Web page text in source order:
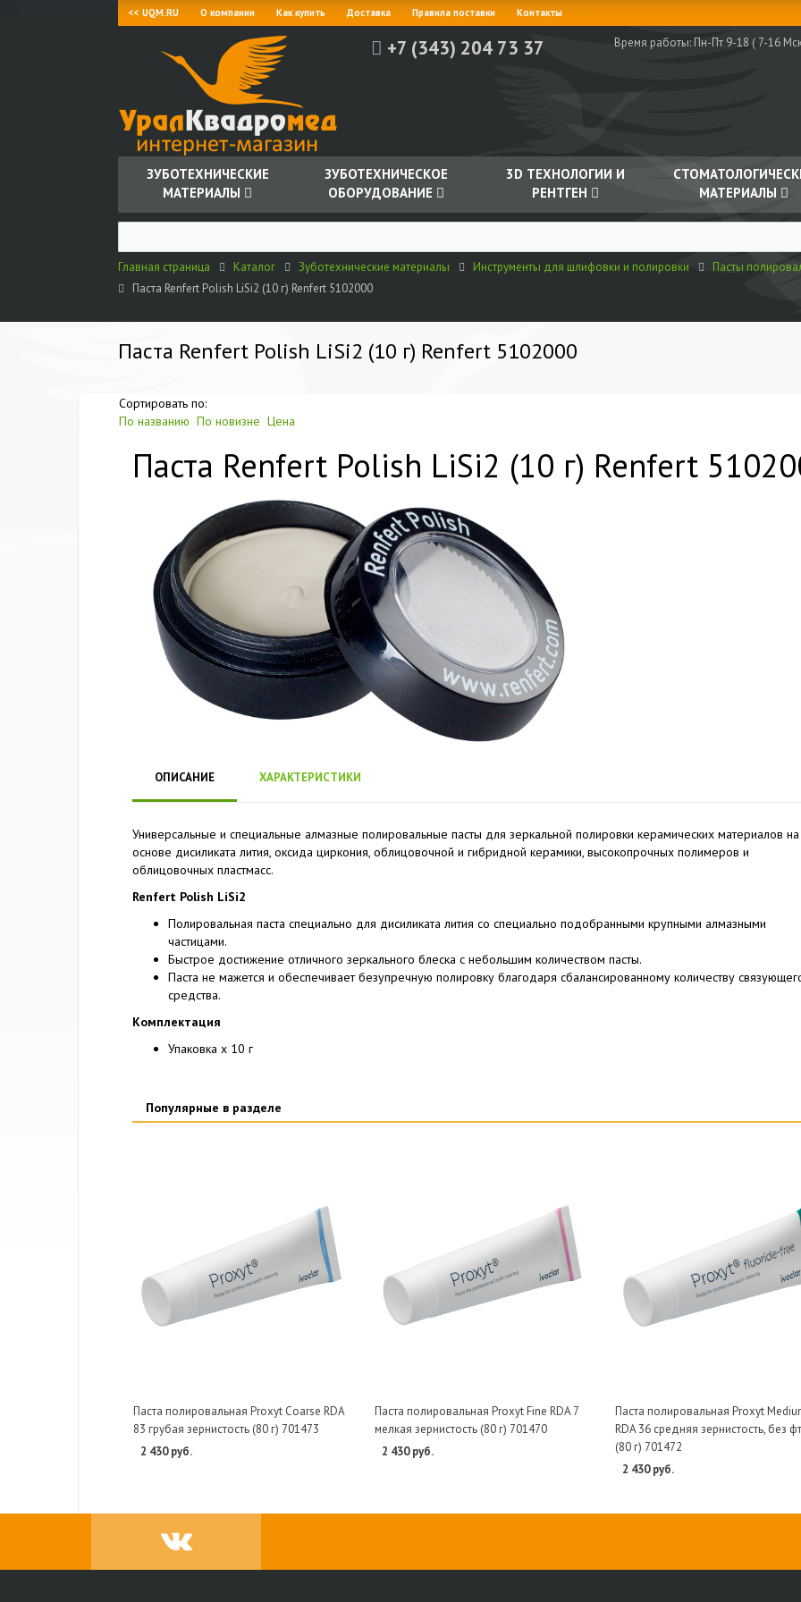
<< UQM.RU О компании Как купить Доставка Правила поставки Контакты
+7 (343) 204 73 37 Время работы:Пн-Пт 9-18 ( 7-16
ЗУБОТЕХНИЧЕСКИЕ
МАТЕРИАЛЫ
ЗУБОТЕХНИЧЕСКОЕ
ОБОРУДОВАНИЕ
3D ТЕХНОЛОГИИ И
РЕНТГЕН
МАТЕРИАЛЫ
Главная страница Каталог Зуботехнические материалы Инструменты для шлифовки и полировки
Пасты
Паста Renfert Polish LiSi2 (10 г) Renfert 5102000
Паста Renfert Polish LiSi2 (10 г) Renfert 5102000
Сортировать по:
По названию По новизне Цена
Паста Renfert Polish LiSi2 (10 г) Renfert
ОПИСАНИЕ ХАРАКТЕРИСТИКИ
Универсальные и специальные алмазные полировальные пасты для зеркальной полировки керамических материалов на
основе дисиликата лития, оксида циркония, облицовочной и гибридной керамики, высокопрочных полимеров и
облицовочных пластмасс.
Renfert Polish LiSi2
Полировальная паста специально для дисиликата лития со специально подобранными крупными алмазными
частицами.
Быстрое достижение отличного зеркального блеска с небольшим количеством пасты.
Паста не мажется и обеспечивает безупречную полировку благодаря сбалансированному количеству
средства.
Комплектация
Упаковка x 10 г
Популярные в разделе
Паста полировальная Proxyt Coarse RDA
83 грубая зернистость (80 г) 701473
2 430 руб.
Паста полировальная Proxyt Fine RDA 7
мелкая зернистость (80 г) 701470
2 430 руб.
Паста полировальная Proxyt
RDA 36 средняя зернистость, без
(80 г) 701472
2 430 руб.